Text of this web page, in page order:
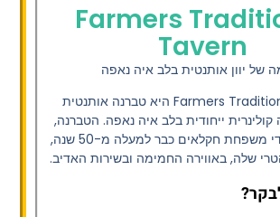
Farmers
Tavern
של יוון אותנטית בלב איה נאפה
Farmers היא טברנה אותנטית
קולינרית ייחודית בלב איה נאפה. הטברנה,
המנוהלת על ידי משפחת חקלאים כבר למעלה מ-50 שנה,
שלה, באווירה החמימה ובשירות האדיב.